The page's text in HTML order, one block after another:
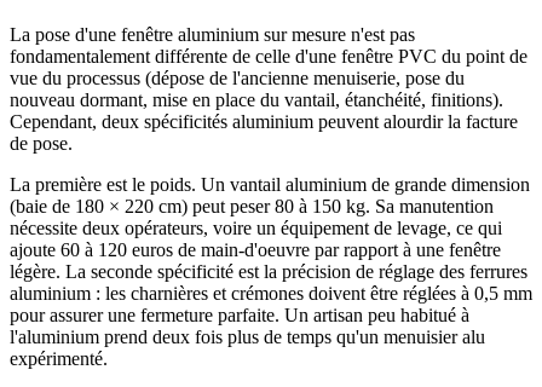
La pose d'une fenêtre aluminium sur mesure n'est pas
fondamentalement différente de celle d'une fenêtre PVC du point de
vue du processus (dépose de l'ancienne menuiserie, pose du
nouveau dormant, mise en place du vantail, étanchéité, finitions).
Cependant, deux spécificités aluminium peuvent alourdir la facture
de pose.
La première est le poids. Un vantail aluminium de grande dimension
(baie de 180 × 220 cm) peut peser 80 à 150 kg. Sa manutention
nécessite deux opérateurs, voire un équipement de levage, ce qui
ajoute 60 à 120 euros de main-d'oeuvre par rapport à une fenêtre
légère. La seconde spécificité est la précision de réglage des ferrures
aluminium : les charnières et crémones doivent être réglées à 0,5 mm
pour assurer une fermeture parfaite. Un artisan peu habitué à
l'aluminium prend deux fois plus de temps qu'un menuisier alu
expérimenté.